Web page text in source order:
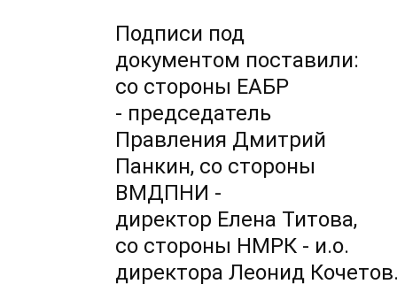
Подписи под
документом поставили:
со стороны ЕАБР
- председатель
Правления Дмитрий
Панкин, со стороны
ВМДПНИ -
директор Елена Титова,
со стороны НМРК - и.о.
директора Леонид